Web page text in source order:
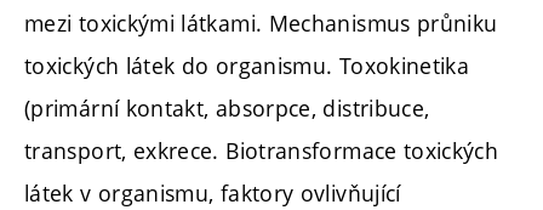
mezi toxickými látkami. Mechanismus průniku
toxických látek do organismu. Toxokinetika
(primární kontakt, absorpce, distribuce,
transport, exkrece. Biotransformace toxických
látek v organismu, faktory ovlivňující